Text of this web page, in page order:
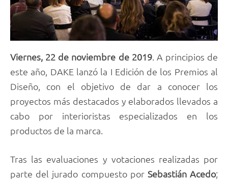
Viernes, 22 de noviembre de 2019. A principios de
este año, DAKE lanzó la I Edición de los Premios al
Diseño, con el objetivo de dar a conocer los
proyectos más destacados y elaborados llevados a
cabo por interioristas especializados en los
productos de la marca.
Tras las evaluaciones y votaciones realizadas por
parte del jurado compuesto por Sebastián Acedo;